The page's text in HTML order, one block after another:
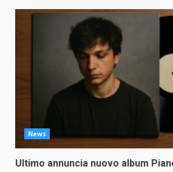
News
Ultimo annuncia nuovo album